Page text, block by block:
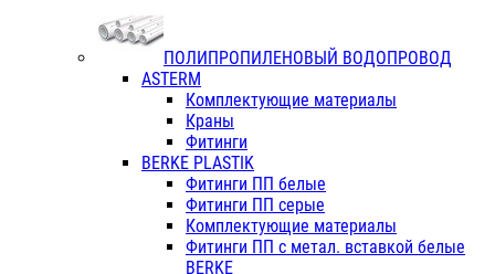
ПОЛИПРОПИЛЕНОВЫЙ ВОДОПРОВОД
ASTERM
Комплектующие материалы
Краны
Фитинги
BERKE PLASTIK
Фитинги ПП белые
Фитинги ПП серые
Комплектующие материалы
Фитинги ПП с метал. вставкой белые
BERKE